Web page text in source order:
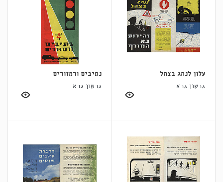
עלון לנהג בצהל
גרשון גרא
נתיבים ורמזורים
גרשון גרא